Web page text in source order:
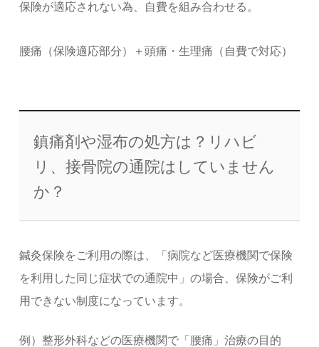
保険が適応されない為、自費を組み合わせる。
腰痛（保険適応部分）＋頭痛・生理痛（自費で対応）
鎮痛剤や湿布の処方は？リハビ
リ、接骨院の通院はしていません
か？
鍼灸保険をご利用の際は、「病院など医療機関で保険
を利用した同じ症状での通院中」の場合、保険がご利
用できない制度になっています。
例）整形外科などの医療機関で「腰痛」治療の目的